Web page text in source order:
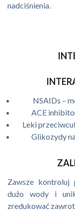
nadciśnienia.
NSAIDs –
ACE
Leki
Glikozydy
Zawsze kontroluj
dużo wody i
zredukować